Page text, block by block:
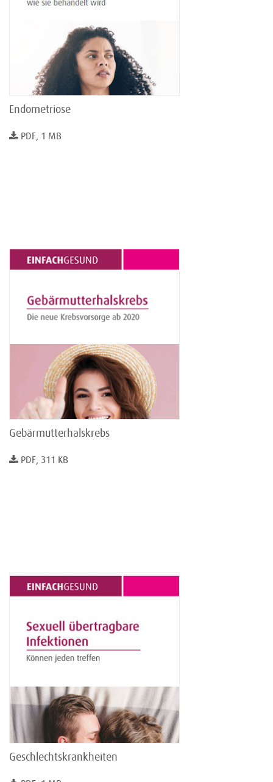
Endometriose
PDF, 1 MB
Gebärmutterhalskrebs
PDF, 311 KB
Geschlechtskrankheiten